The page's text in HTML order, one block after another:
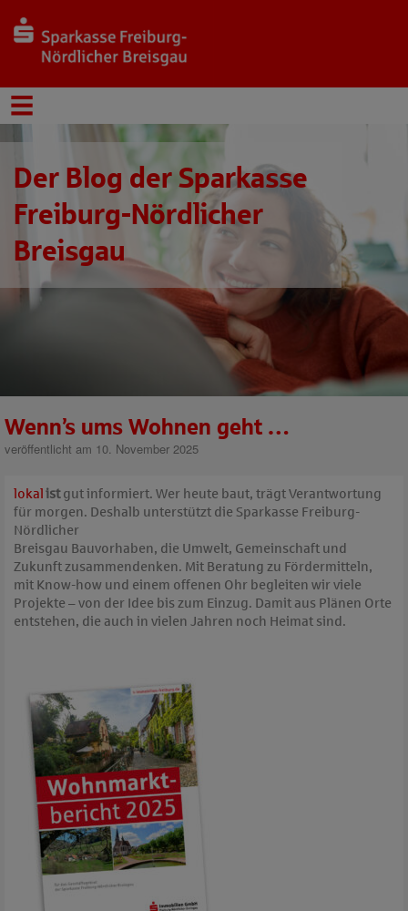
Der Blog der Sparkasse
Freiburg-Nördlicher
Breisgau
Wenn’s ums Wohnen geht …
veröffentlicht am 10. November 2025
lokal istgut informiert. Wer heute baut, trägt Verantwortung
für morgen. Deshalb unterstützt die Sparkasse Freiburg-
Nördlicher
Breisgau Bauvorhaben, die Umwelt, Gemeinschaft und
Zukunft zusammendenken. Mit Beratung zu Fördermitteln,
mit Know-how und einem offenen Ohr begleiten wir viele
Projekte – von der Idee bis zum Einzug. Damit aus Plänen Orte
entstehen, die auch in vielen Jahren noch Heimat sind.